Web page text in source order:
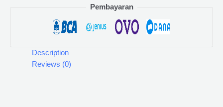
Pembayaran
Description
Reviews (0)